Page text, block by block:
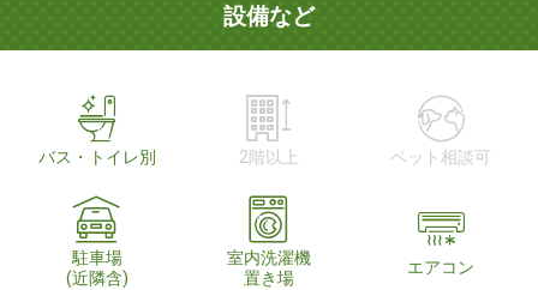
設備など
バス・トイレ別 2階以上 ペット相談可
駐車場
(近隣含)
室内洗濯機
置き場
エアコン